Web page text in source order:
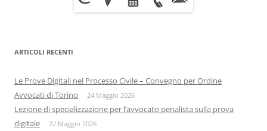
ARTICOLI RECENTI
Le Prove Digitali nel Processo Civile – Convegno per Ordine
Avvocati di Torino
24 Maggio 2026
Lezione di specializzazione per l’avvocato penalista sulla prova
digitale
22 Maggio 2026